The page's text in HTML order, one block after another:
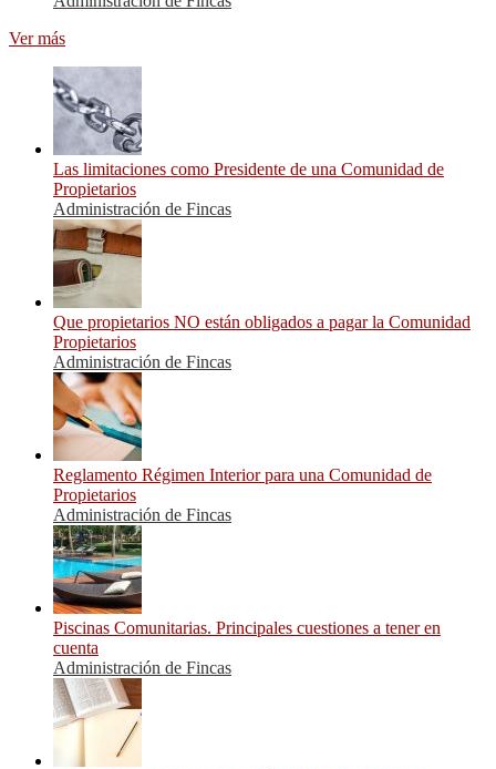
Ver más
Las limitaciones como Presidente de una Comunidad de
Propietarios
Administración de Fincas
Que propietarios NO están obligados a pagar la Comunidad
Propietarios
Administración de Fincas
Reglamento Régimen Interior para una Comunidad de
Propietarios
Administración de Fincas
Piscinas Comunitarias. Principales cuestiones a tener en
cuenta
Administración de Fincas